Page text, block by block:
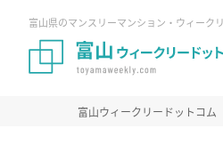
富山県のマンスリーマンション・ウィーク
富山ウィークリードットコム